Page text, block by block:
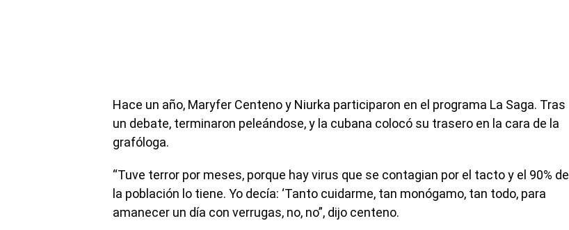
Hace un año, Maryfer Centeno y Niurka participaron en el programa La Saga. Tras
un debate, terminaron peleándose, y la cubana colocó su trasero en la cara de la
grafóloga.
“Tuve terror por meses, porque hay virus que se contagian por el tacto y el 90% de
la población lo tiene. Yo decía: ‘Tanto cuidarme, tan monógamo, tan todo, para
amanecer un día con verrugas, no, no”, dijo centeno.